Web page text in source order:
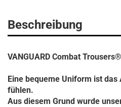
Beschreibung
VANGUARD Combat
Eine bequeme Uniform ist das
fühlen.
Aus diesem Grund wurde